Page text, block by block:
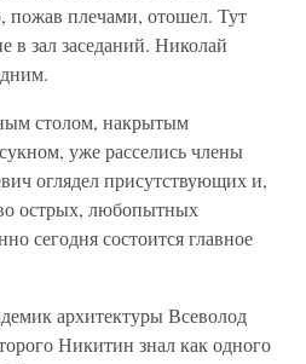
плечами, отошел. Тут
в зал заседаний. Николай
столом, накрытым
уже расселись члены
оглядел присутствующих и,
острых, любопытных
сегодня состоится главное
архитектуры Всеволод
Никитин знал как одного